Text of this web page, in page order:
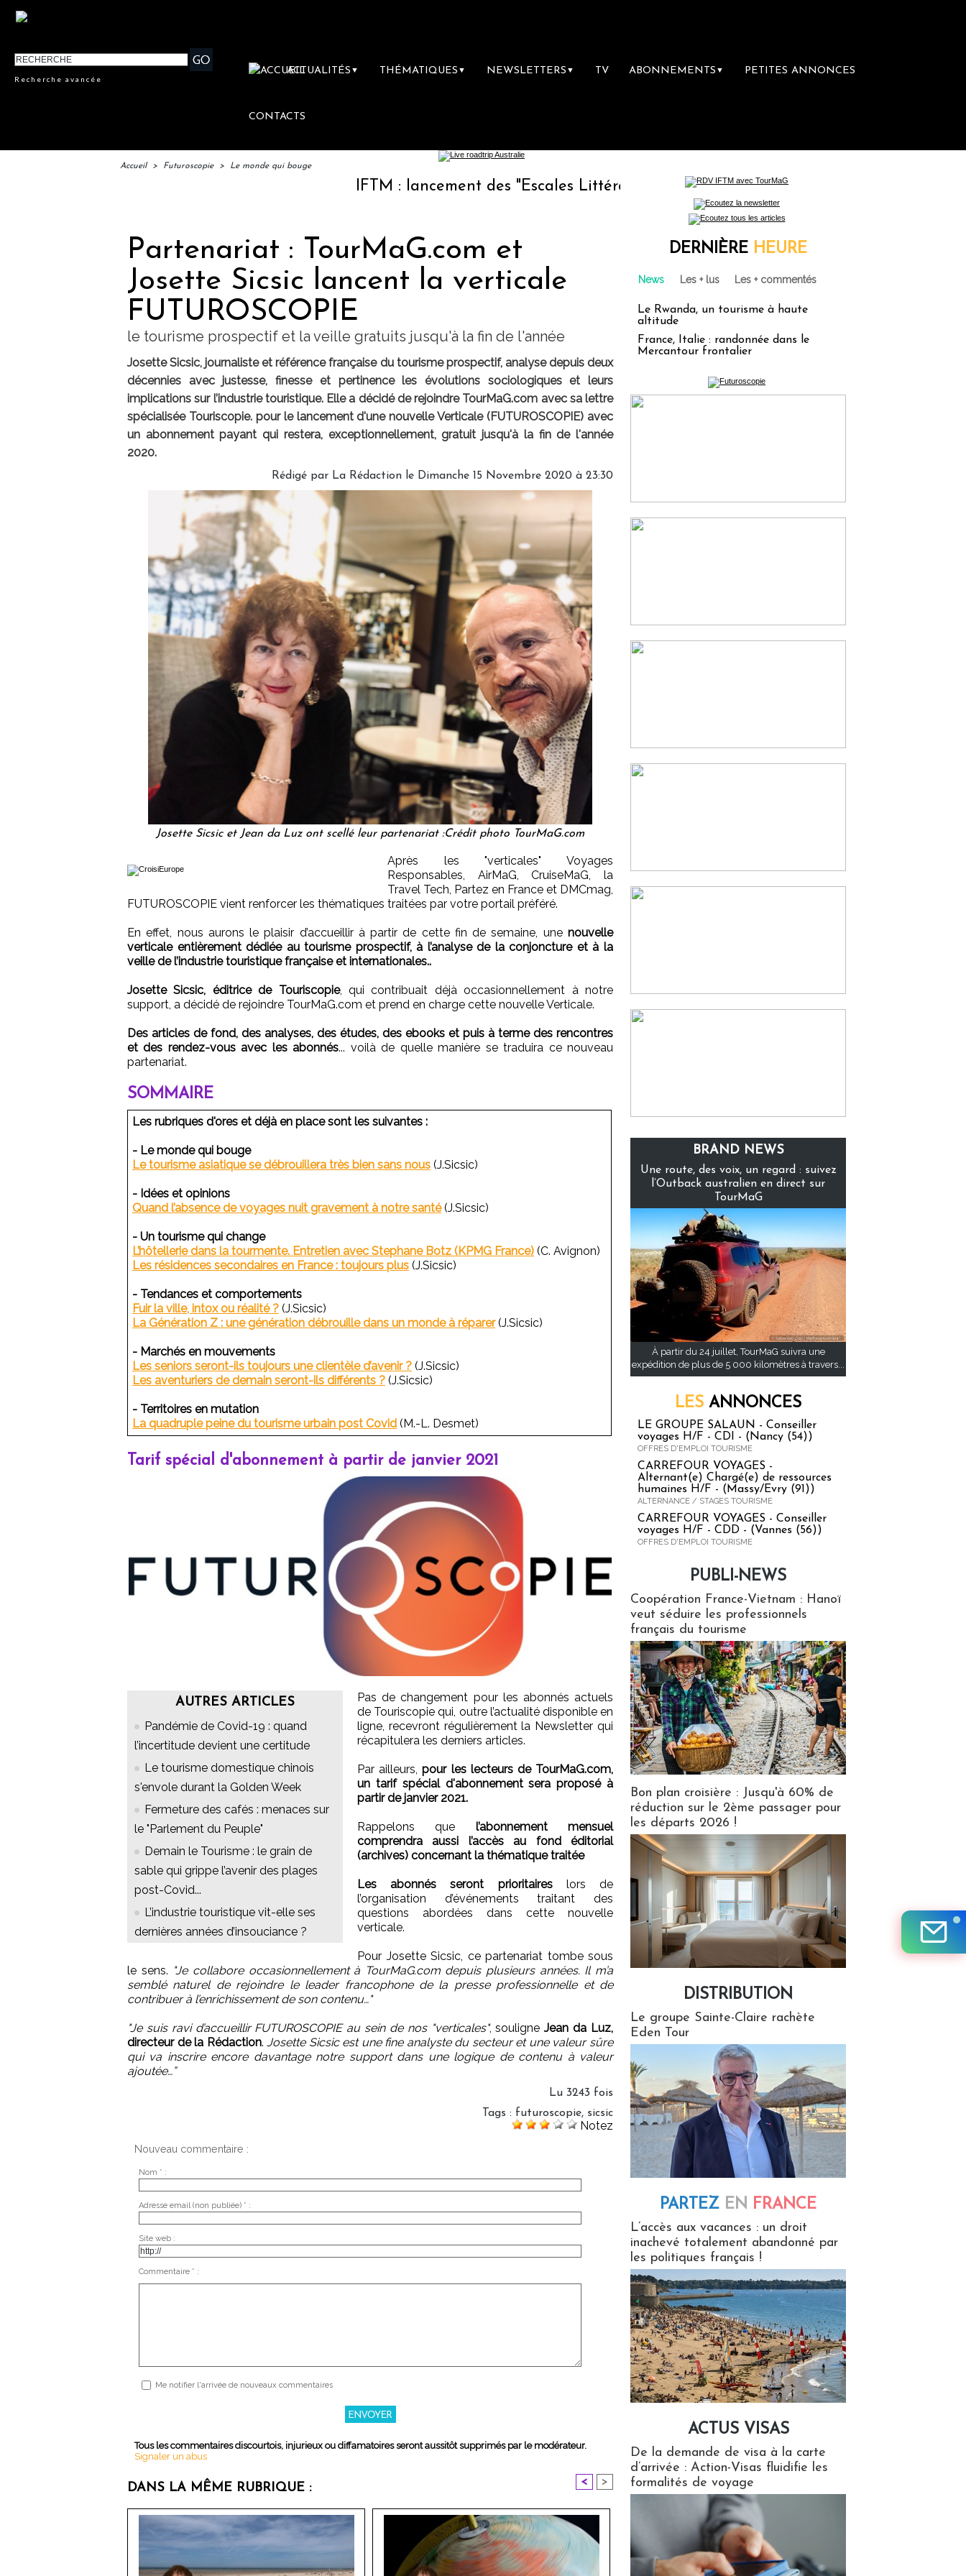
Recherche avancée
ACTUALITÉS ▼ THÉMATIQUES ▼ NEWSLETTERS ▼ TV ABONNEMENTS ▼ PETITES ANNONCES
CONTACTS
Accueil > Futuroscopie > Le monde qui bouge
IFTM : lancement des "Escales Littéraires", la première librairie du voyage
Partenariat : TourMaG.com et
Josette Sicsic lancent la verticale
FUTUROSCOPIE
le tourisme prospectif et la veille gratuits jusqu'à la fin de l'année
Josette Sicsic, journaliste et référence française du tourisme prospectif, analyse depuis deux
décennies avec justesse, finesse et pertinence les évolutions sociologiques et leurs
implications sur l’industrie touristique. Elle a décidé de rejoindre TourMaG.com avec sa lettre
spécialisée Touriscopie. pour le lancement d'une nouvelle Verticale (FUTUROSCOPIE) avec
un abonnement payant qui restera, exceptionnellement, gratuit jusqu'à la fin de l'année
2020.
Rédigé par La Rédaction le Dimanche 15 Novembre 2020 à 23:30
Josette Sicsic et Jean da Luz ont scellé leur partenariat :Crédit photo TourMaG.com
Après les "verticales" Voyages
Responsables, AirMaG, CruiseMaG, la
Travel Tech, Partez en France et DMCmag,
FUTUROSCOPIE vient renforcer les thématiques traitées par votre portail préféré.
En effet, nous aurons le plaisir d’accueillir à partir de cette fin de semaine, une nouvelle
verticale entièrement dédiée au tourisme prospectif, à l’analyse de la conjoncture et à la
veille de l’industrie touristique française et internationales..
Josette Sicsic, éditrice de Touriscopie, qui contribuait déjà occasionnellement à notre
support, a décidé de rejoindre TourMaG.com et prend en charge cette nouvelle Verticale.
Des articles de fond, des analyses, des études, des ebooks et puis à terme des rencontres
et des rendez-vous avec les abonnés... voilà de quelle manière se traduira ce nouveau
partenariat.
SOMMAIRE
Les rubriques d'ores et déjà en place sont les suivantes :
- Le monde qui bouge
Le tourisme asiatique se débrouillera très bien sans nous (J.Sicsic)
- Idées et opinions
Quand l’absence de voyages nuit gravement à notre santé(J.Sicsic)
- Un tourisme qui change
L’hôtellerie dans la tourmente. Entretien avec Stephane Botz (KPMG France) (C. Avignon)
Les résidences secondaires en France : toujours plus (J.Sicsic)
- Tendances et comportements
Fuir la ville, intox ou réalité ? (J.Sicsic)
La Génération Z : une génération débrouille dans un monde à réparer(J.Sicsic)
- Marchés en mouvements
Les seniors seront-ils toujours une clientèle d’avenir ? (J.Sicsic)
Les aventuriers de demain seront-ils différents ? (J.Sicsic)
- Territoires en mutation
La quadruple peine du tourisme urbain post Covid (M.-L. Desmet)
Tarif spécial d'abonnement à partir de janvier 2021
AUTRES ARTICLES
Pandémie de Covid-19 : quand
l’incertitude devient une certitude
Le tourisme domestique chinois
s'envole durant la Golden Week
Fermeture des cafés : menaces sur
le "Parlement du Peuple"
Demain le Tourisme : le grain de
sable qui grippe l’avenir des plages
post-Covid...
L’industrie touristique vit-elle ses
dernières années d’insouciance ?
Pas de changement pour les abonnés actuels
de Touriscopie qui, outre l’actualité disponible en
ligne, recevront régulièrement la Newsletter qui
récapitulera les derniers articles.
Par ailleurs,pour les lecteurs de TourMaG.com,
un tarif spécial d'abonnement sera proposé à
partir de janvier 2021.
Rappelons que l’abonnement mensuel
comprendra aussi l’accès au fond éditorial
(archives) concernant la thématique traitée
Les abonnés seront prioritaireslors de
l’organisation d’événements traitant des
questions abordées dans cette nouvelle
verticale.
Pour Josette Sicsic, ce partenariat tombe sous
le sens. "Je collabore occasionnellement à TourMaG.com depuis plusieurs années. Il m’a
semblé naturel de rejoindre le leader francophone de la presse professionnelle et de
contribuer à l’enrichissement de son contenu…"
"Je suis ravi d’accueillir FUTUROSCOPIE au sein de nos "verticales", souligne Jean da Luz,
directeur de la Rédaction. Josette Sicsic est une fine analyste du secteur et une valeur sûre
qui va inscrire encore davantage notre support dans une logique de contenu à valeur
ajoutée…”
Lu 3243 fois
Tags : futuroscopie, sicsic
Notez
Nouveau commentaire :
Nom * :
Adresse email (non publiée) * :
Site web :
Commentaire * :
Me notifier l'arrivée de nouveaux commentaires
Tous les commentaires discourtois, injurieux ou diffamatoires seront aussitôt supprimés par le modérateur.
Signaler un abus
DANS LA MÊME RUBRIQUE : < >
DERNIÈRE HEURE
News Les + lus Les + commentés
Le Rwanda, un tourisme à haute
altitude
France, Italie : randonnée dans le
Mercantour frontalier
BRAND NEWS
Une route, des voix, un regard : suivez
l’Outback australien en direct sur
TourMaG
À partir du 24 juillet, TourMaG suivra une
expédition de plus de 5 000 kilomètres à travers...
LES ANNONCES
LE GROUPE SALAUN - Conseiller
voyages H/F - CDI - (Nancy (54))
OFFRES D'EMPLOI TOURISME
CARREFOUR VOYAGES -
Alternant(e) Chargé(e) de ressources
humaines H/F - (Massy/Evry (91))
ALTERNANCE / STAGES TOURISME
CARREFOUR VOYAGES - Conseiller
voyages H/F - CDD - (Vannes (56))
OFFRES D'EMPLOI TOURISME
PUBLI-NEWS
Coopération France-Vietnam : Hanoï
veut séduire les professionnels
français du tourisme
Bon plan croisière : Jusqu'à 60% de
réduction sur le 2ème passager pour
les départs 2026 !
DISTRIBUTION
Le groupe Sainte-Claire rachète
Eden Tour
PARTEZ EN FRANCE
L’accès aux vacances : un droit
inachevé totalement abandonné par
les politiques français !
ACTUS VISAS
De la demande de visa à la carte
d’arrivée : Action-Visas fluidifie les
formalités de voyage